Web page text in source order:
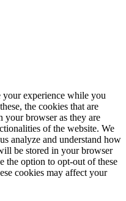
your experience while you
the cookies that are
your browser as they are
of the website. We
analyze and understand how
be stored in your browser
the option to opt-out of these
cookies may affect your